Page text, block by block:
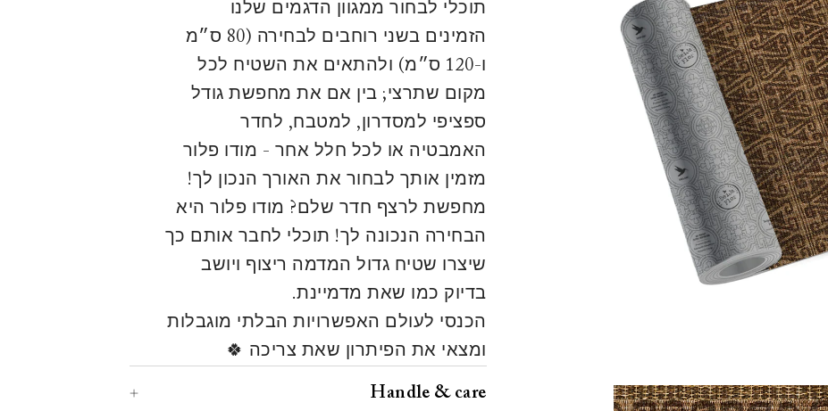
תוכלי לבחור ממגוון הדגמים שלנו
הזמינים בשני רוחבים לבחירה (80 ס״מ
ו-120 ס״מ) ולהתאים את השטיח לכל
מקום שתרצי; בין אם את מחפשת גודל
ספציפי למסדרון, למטבח, לחדר
האמבטיה או לכל חלל אחר - מודו פלור
מזמין אותך לבחור את האורך הנכון לך!
מחפשת לרצף חדר שלם? מודו פלור היא
הבחירה הנכונה לך! תוכלי לחבר אותם כך
שיצרו שטיח גדול המדמה ריצוף ויושב
בדיוק כמו שאת מדמיינת.
הכנסי לעולם האפשרויות הבלתי מוגבלות
ומצאי את הפיתרון שאת צריכה 🍀
Handle & care